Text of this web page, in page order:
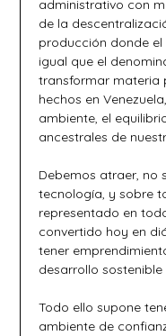
administrativo con
de la
producción donde
igual que el
transformar materia
hechos en
ambiente, el
ancestrales de
Debemos atraer, no
tecnología, y sobre
representado en
convertido hoy en
tener
desarrollo
Todo ello supone
ambiente de